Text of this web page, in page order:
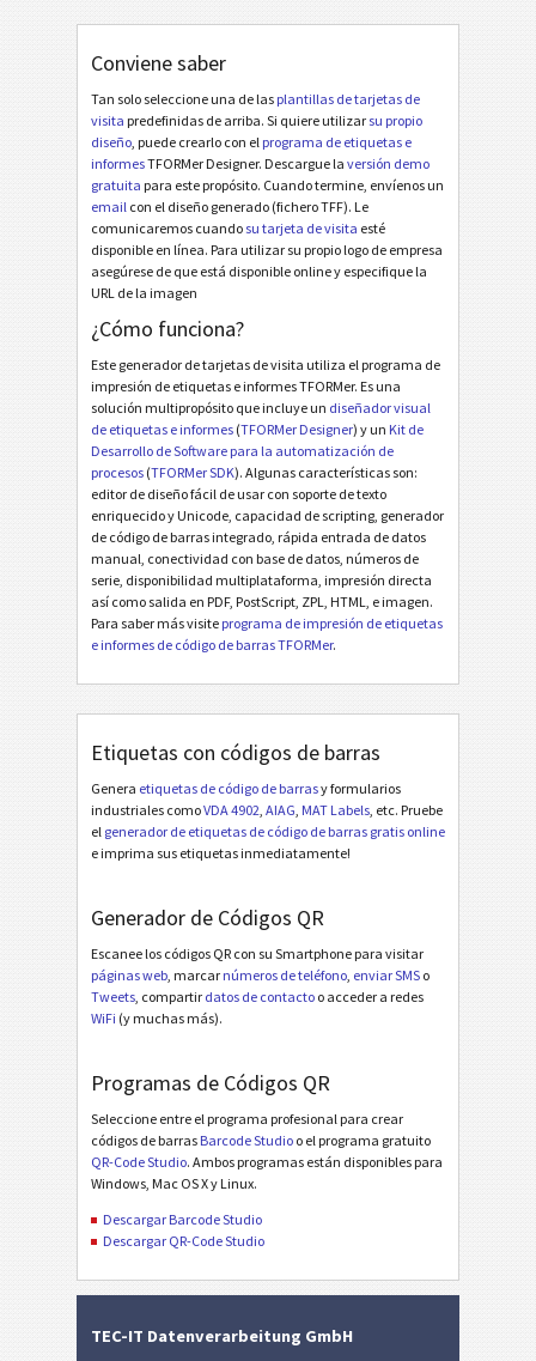
Conviene saber
Tan solo seleccione una de las plantillas de tarjetas de
visita predefinidas de arriba. Si quiere utilizar su propio
diseño, puede crearlo con el programa de etiquetas e
informesTFORMer Designer. Descargue la versión demo
gratuita para este propósito. Cuando termine, envíenos un
email con el diseño generado (fichero TFF). Le
comunicaremos cuando su tarjeta de visita esté
disponible en línea. Para utilizar su propio logo de empresa
asegúrese de que está disponible online y especifique la
URL de la imagen
¿Cómo funciona?
Este generador de tarjetas de visita utiliza el programa de
impresión de etiquetas e informes TFORMer. Es una
solución multipropósito que incluye un diseñador visual
de etiquetas e informes (TFORMer Designer) y un Kit de
Desarrollo de Software para la automatización de
procesos (TFORMer SDK). Algunas características son:
editor de diseño fácil de usar con soporte de texto
enriquecido y Unicode, capacidad de scripting, generador
de código de barras integrado, rápida entrada de datos
manual, conectividad con base de datos, números de
serie, disponibilidad multiplataforma, impresión directa
así como salida en PDF, PostScript, ZPL, HTML, e imagen.
Para saber más visite programa de impresión de etiquetas
e informes de código de barras TFORMer.
Etiquetas con códigos de barras
Genera etiquetas de código de barrasy formularios
industriales comoVDA 4902, AIAG, MAT Labels, etc. Pruebe
el generador de etiquetas de código de barras gratis online
e imprima sus etiquetas inmediatamente!
Generador de Códigos QR
Escanee los códigos QR con su Smartphone para visitar
páginas web, marcar números de teléfono, enviar SMS o
Tweets, compartir datos de contacto o acceder a redes
WiFi (y muchas más).
Programas de Códigos QR
Seleccione entre el programa profesional para crear
códigos de barras Barcode Studio o el programa gratuito
QR-Code Studio. Ambos programas están disponibles para
Windows, Mac OS X y Linux.
Descargar Barcode Studio
Descargar QR-Code Studio
TEC-IT Datenverarbeitung GmbH